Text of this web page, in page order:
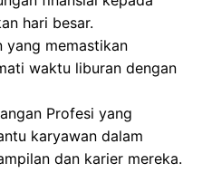
hari besar.
yang memastikan
waktu liburan dengan
Profesi yang
karyawan dalam
dan karier mereka.